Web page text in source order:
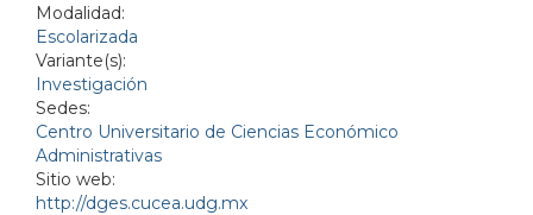
Modalidad:
Escolarizada
Variante(s):
Investigación
Sedes:
Centro Universitario de Ciencias Económico
Administrativas
Sitio web:
http://dges.cucea.udg.mx